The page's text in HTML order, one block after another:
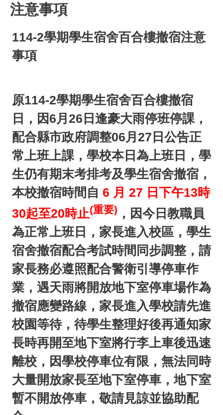
注意事項
114-2學期學生宿舍百合樓撤宿注意
事項
原114-2學期學生宿舍百合樓撤宿
日，因6月26日逢豪大雨停班停課，
配合縣市政府調整06月27日公告正
常上班上課，學校本日為上班日，學
生仍有期末考排考及學生宿舍撤宿，
本校撤宿時間自 6 月 27 日下午13時
30起至20時止(重要) ，因今日教職員
為正常上班日，家長進入校區，學生
宿舍撤宿配合考試時間同步調整，請
家長務必遵照配合警衛引導停車作
業，遇天雨將開放地下室停車場作為
撤宿應變路線，家長進入學校請先進
校園等待，待學生整理好後再通知家
長時再開至地下室將行李上車後迅速
離校，因學校停車位有限，無法同時
大量開放家長至地下室停車，地下室
暫不開放停車，敬請見諒並協助配